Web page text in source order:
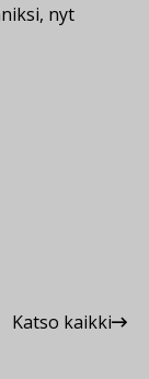
nyt
Katso kaikki